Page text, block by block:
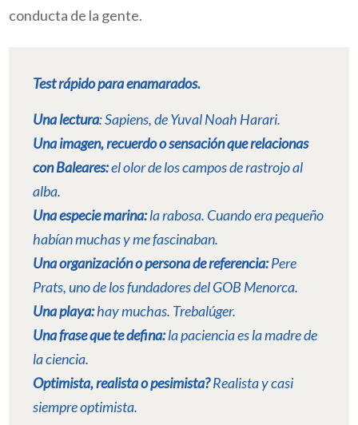
conducta de la gente.
Test rápido para enamarados.
Una lectura:Sapiens, de Yuval Noah Harari.
Una imagen, recuerdo o sensación que relacionas
con Baleares:el olor de los campos de rastrojo al
alba.
Una especie marina:la rabosa. Cuando era pequeño
habían muchas y me fascinaban.
Una organización o persona de referencia:Pere
Prats, uno de los fundadores del GOB Menorca.
Una playa:hay muchas. Trebalúger.
Una frase que te defina:la paciencia es la madre de
la ciencia.
Optimista, realista o pesimista?Realista y casi
siempre optimista.